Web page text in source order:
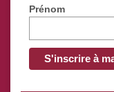
Prénom